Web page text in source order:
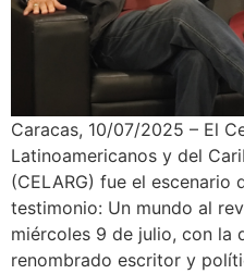
Caracas, 10/07/2025 – El
Latinoamericanos y del
(CELARG) fue el escenario
testimonio: Un mundo al
miércoles 9 de julio, con la
renombrado escritor y